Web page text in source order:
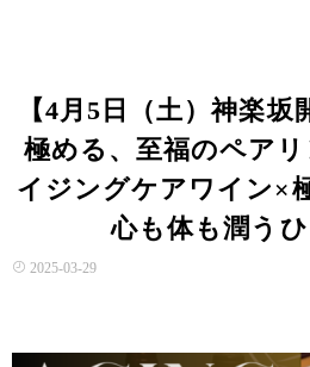
【4月5日（土）神楽
極める、至福のペア
イジングケアワイン×
心も体も潤う
2025-03-29